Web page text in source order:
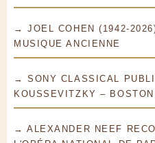
→ JOEL COHEN (1942-
MUSIQUE ANCIENNE
→ SONY CLASSICAL
KOUSSEVITZKY –
→ ALEXANDER NEEF